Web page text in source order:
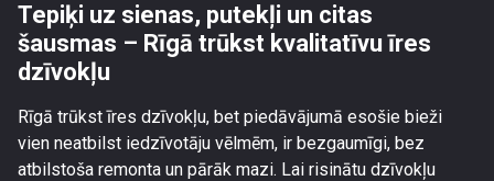
Tepiķi uz sienas, putekļi un citas
šausmas – Rīgā trūkst kvalitatīvu īres
dzīvokļu
Rīgā trūkst īres dzīvokļu, bet piedāvājumā esošie bieži
vien neatbilst iedzīvotāju vēlmēm, ir bezgaumīgi, bez
atbilstoša remonta un pārāk mazi. Lai risinātu dzīvokļu